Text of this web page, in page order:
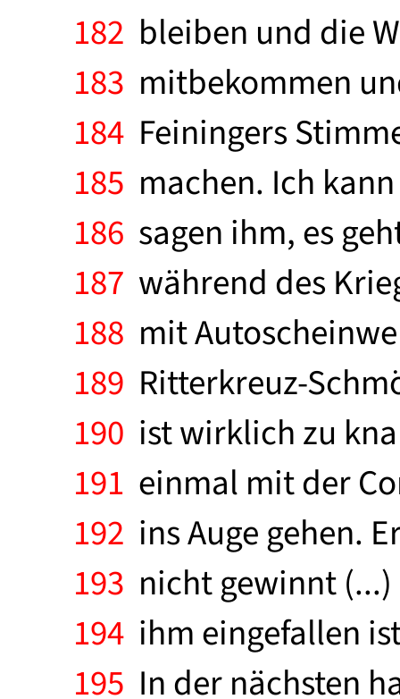
182 bleiben und die
183 mitbekommen
184 Feiningers
185 machen. Ich
186 sagen ihm, es
187 während des
188 mit
189 Ritterkreuz-
190 ist wirklich zu
191 einmal mit der
192 ins Auge gehen.
193 nicht gewinnt
194 ihm eingefallen
195 In der nächsten